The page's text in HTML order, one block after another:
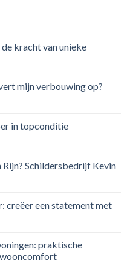
kracht van unieke
mijn verbouwing op?
in topconditie
Rijn? Schildersbedrijf Kevin
creëer een statement met
praktische